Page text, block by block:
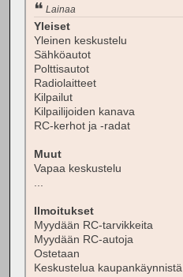
Lainaa
Yleiset
Yleinen keskustelu
Sähköautot
Polttisautot
Radiolaitteet
Kilpailut
Kilpailijoiden kanava
RC-kerhot ja -radat
Muut
Vapaa keskustelu
...
Ilmoitukset
Myydään RC-tarvikkeita
Myydään RC-autoja
Ostetaan
Keskustelua kaupankäynnistä